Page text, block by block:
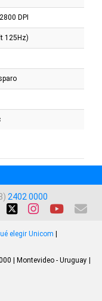
DPI
125Hz)
2402 0000
elegir Unicom
| Montevideo - Uruguay |